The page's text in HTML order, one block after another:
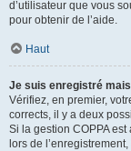
d’utilisateur que vous
pour obtenir de l’aide.
Haut
Je suis enregistré
Vérifiez, en premier,
corrects, il y a deux
Si la gestion COPPA
lors de